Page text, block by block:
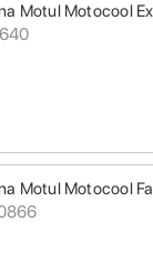
Motul Motocool
Motul Motocool